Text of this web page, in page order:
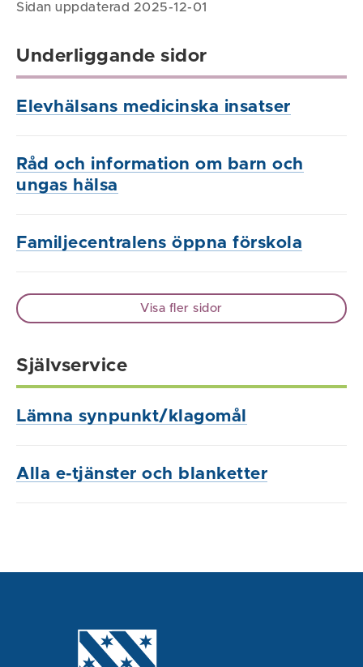
Sidan uppdaterad 2025-12-01
Underliggande sidor
Elevhälsans medicinska insatser
Råd och information om barn och
ungas hälsa
Familjecentralens öppna förskola
Visa fler sidor
Självservice
Lämna synpunkt/klagomål
Alla e-tjänster och blanketter